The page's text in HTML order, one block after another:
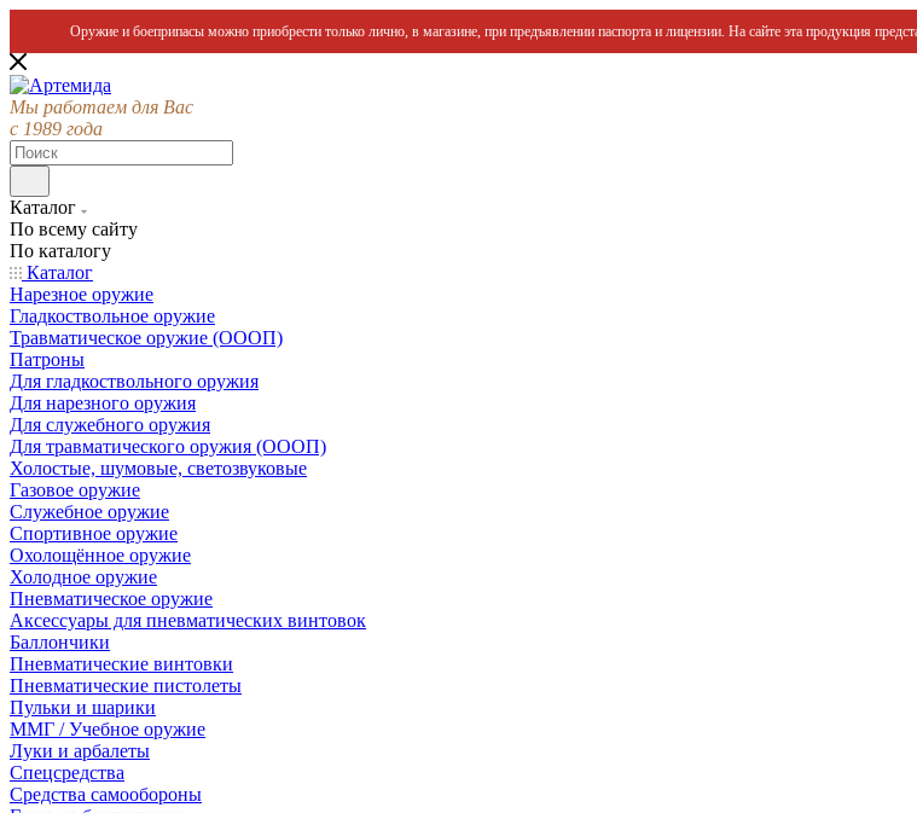
Оружие и боеприпасы можно приобрести только лично, в магазине, при предъявлении паспорта и лицензии. На сайте эта продукция
Мы работаем для Вас
с 1989 года
Каталог
По всему сайту
По каталогу
Каталог
Нарезное оружие
Гладкоствольное оружие
Травматическое оружие (ОООП)
Патроны
Для гладкоствольного оружия
Для нарезного оружия
Для служебного оружия
Для травматического оружия (ОООП)
Холостые, шумовые, светозвуковые
Газовое оружие
Служебное оружие
Спортивное оружие
Охолощённое оружие
Холодное оружие
Пневматическое оружие
Аксессуары для пневматических винтовок
Баллончики
Пневматические винтовки
Пневматические пистолеты
Пульки и шарики
ММГ / Учебное оружие
Луки и арбалеты
Спецсредства
Средства самообороны